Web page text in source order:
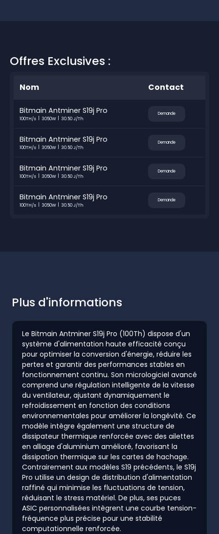
Offres Exclusives :
Nom Contact
Bitmain Antminer S19j Pro
100TH/s 3050W 30.50 J/Th
Demande
Bitmain Antminer S19j Pro
100TH/s 3050W 30.50 J/Th
Demande
Bitmain Antminer S19j Pro
100TH/s 3050W 30.50 J/Th
Demande
Bitmain Antminer S19j Pro
100TH/s 3050W 30.50 J/Th
Demande
Plus d'informations
Le Bitmain Antminer S19j Pro (100Th) dispose d'un
système d'alimentation haute efficacité conçu
pour optimiser la conversion d'énergie, réduire les
pertes et garantir des performances stables en
fonctionnement continu. Son micrologiciel avancé
comprend une régulation intelligente de la vitesse
du ventilateur, ajustant dynamiquement le
refroidissement en fonction des conditions
environnementales pour améliorer la longévité. Ce
modèle intègre également une structure de
dissipateur thermique renforcée avec des ailettes
en alliage d'aluminium amélioré, favorisant la
dissipation thermique sur les cartes de hachage.
Contrairement aux modèles S19 précédents, le S19j
Pro utilise un design de distribution d'alimentation
raffiné qui minimise les fluctuations de tension,
réduisant le stress matériel. De plus, ses puces
ASIC personnalisées intègrent une courbe tension-
fréquence plus précise pour une stabilité
computationnelle renforcée.